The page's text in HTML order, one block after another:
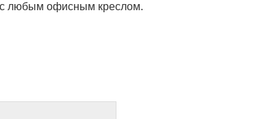
с любым офисным креслом.